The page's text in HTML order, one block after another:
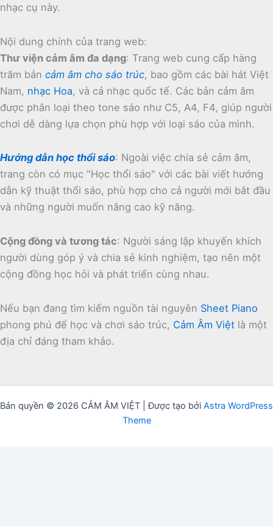
nhạc cụ này.
Nội dung chính của trang web:
Thư viện cảm âm đa dạng: Trang web cung cấp hàng
trăm bản cảm âm cho sáo trúc, bao gồm các bài hát Việt
Nam, nhạc Hoa, và cả nhạc quốc tế. Các bản cảm âm
được phân loại theo tone sáo như C5, A4, F4, giúp người
chơi dễ dàng lựa chọn phù hợp với loại sáo của mình.
Hướng dẫn học thổi sáo: Ngoài việc chia sẻ cảm âm,
trang còn có mục "Học thổi sáo" với các bài viết hướng
dẫn kỹ thuật thổi sáo, phù hợp cho cả người mới bắt đầu
và những người muốn nâng cao kỹ năng.
Cộng đồng và tương tác: Người sáng lập khuyến khích
người dùng góp ý và chia sẻ kinh nghiệm, tạo nên một
cộng đồng học hỏi và phát triển cùng nhau.
Nếu bạn đang tìm kiếm nguồn tài nguyên Sheet Piano
phong phú để học và chơi sáo trúc, Cảm Âm Việt là một
địa chỉ đáng tham khảo.
Bản quyền © 2026 CẢM ÂM VIỆT | Được tạo bởi Astra WordPress
Theme